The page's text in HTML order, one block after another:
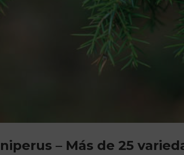
– Más de 25